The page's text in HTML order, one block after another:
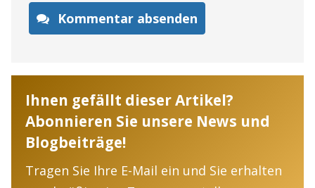
Kommentar absenden
Ihnen gefällt dieser Artikel?
Abonnieren Sie unsere News und
Blogbeiträge!
Tragen Sie Ihre E-Mail ein und Sie erhalten